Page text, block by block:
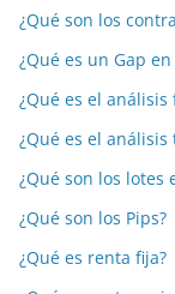
¿Qué son los
¿Qué es un Gap
¿Qué es el
¿Qué es el análisis
¿Qué son los lotes
¿Qué son los Pips?
¿Qué es renta fija?